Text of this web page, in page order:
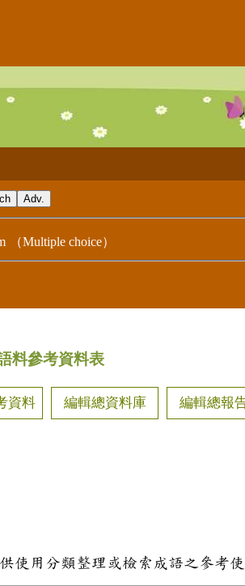
（Multiple choice）
料參考資料表
資料 編輯總資料庫 編輯總報
使用分類整理或檢索成語之參考使